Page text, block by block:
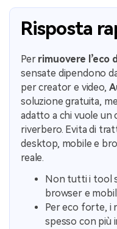
Risposta
Per rimuovere l’eco
sensate dipendono
per creator e video,
soluzione gratuita,
adatto a chi vuole un
riverbero. Evita di
desktop, mobile e
reale.
Non tutti i tool
browser e
Per eco forte, i
spesso con più